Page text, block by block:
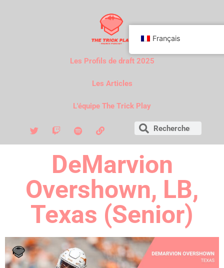
Les Profils de draft 2025
Les Articles
L'équipe The Trick Play
DeMarvion
Overshown, LB,
Texas (Senior)
Français